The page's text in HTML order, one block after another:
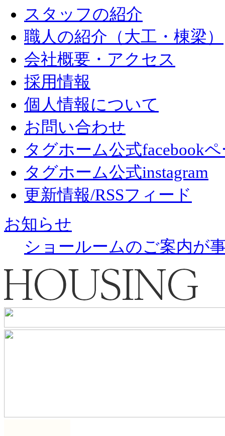
スタッフの紹介
職人の紹介（大工・棟梁）
会社概要・アクセス
採用情報
個人情報について
お問い合わせ
タグホーム公式facebook
タグホーム公式instagram
更新情報/RSSフィード
お知らせ
ショールームのご案内が